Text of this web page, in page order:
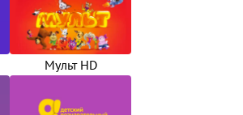
Мульт HD